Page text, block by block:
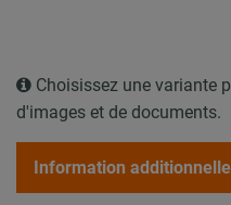
Choisissez une variante
d'images et de documents.
Information